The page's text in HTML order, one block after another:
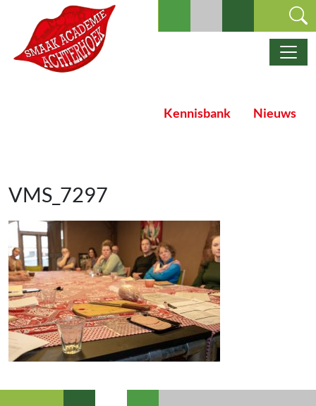
Ga naar de inhoud
Hoofdnavigatie
Kennisbank Nieuws
VMS_7297